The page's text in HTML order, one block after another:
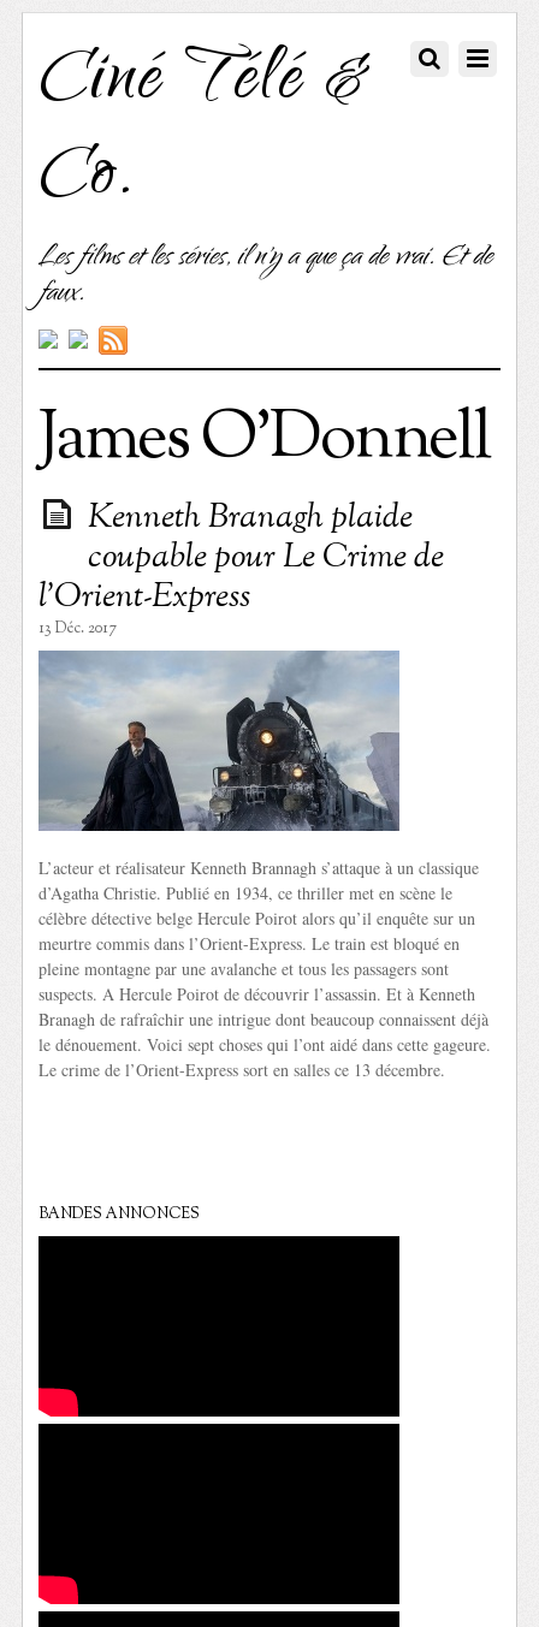
Ciné Télé &
Co.
Les films et les séries, il n'y a que ça de vrai. Et de
faux.
James O’Donnell
Kenneth Branagh plaide
coupable pour Le Crime de
l’Orient-Express
13 Déc. 2017
L’acteur et réalisateur Kenneth Brannagh s’attaque à un classique
d’Agatha Christie. Publié en 1934, ce thriller met en scène le
célèbre détective belge Hercule Poirot alors qu’il enquête sur un
meurtre commis dans l’Orient-Express. Le train est bloqué en
pleine montagne par une avalanche et tous les passagers sont
suspects. A Hercule Poirot de découvrir l’assassin. Et à Kenneth
Branagh de rafraîchir une intrigue dont beaucoup connaissent déjà
le dénouement. Voici sept choses qui l’ont aidé dans cette gageure.
Le crime de l’Orient-Express sort en salles ce 13 décembre.
BANDES ANNONCES